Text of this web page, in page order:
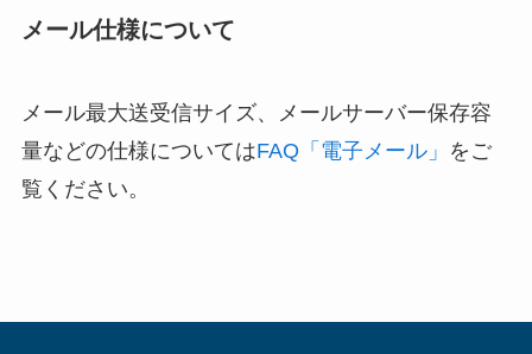
メール仕様について
メール最大送受信サイズ、メールサーバー保存容
量などの仕様についてはFAQ「電子メール」 をご
覧ください。